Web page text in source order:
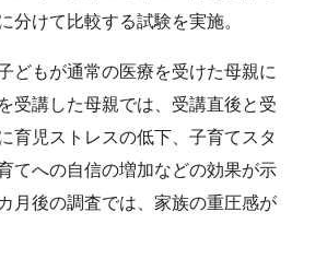
分けて比較する試験を実施。
どもが通常の医療を受けた母親に
受講した母親では、受講直後と受
育児ストレスの低下、子育てスタ
てへの自信の増加などの効果が示
月後の調査では、家族の重圧感が